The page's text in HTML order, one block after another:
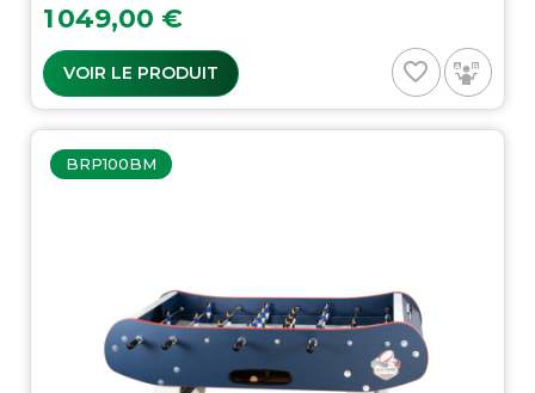
Prix
1 049,00 €
VOIR LE PRODUIT favorite_border
BRP100BM